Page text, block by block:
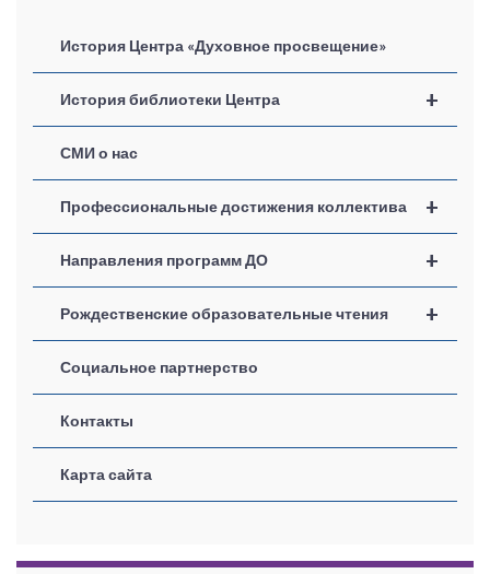
История Центра «Духовное просвещение»
+
История библиотеки Центра
СМИ о нас
+
Профессиональные достижения коллектива
+
Направления программ ДО
+
Рождественские образовательные чтения
Социальное партнерство
Контакты
Карта сайта